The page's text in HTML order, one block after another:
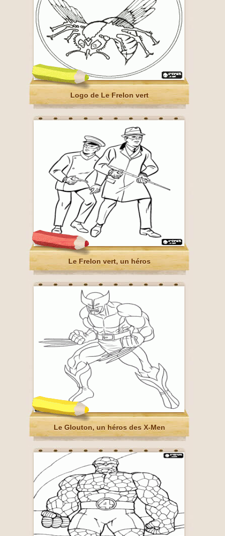
Logo de Le Frelon vert
Le Frelon vert, un héros
Le Glouton, un héros des X-Men